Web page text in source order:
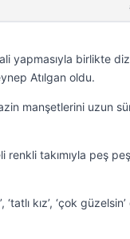
yapmasıyla birlikte
Atılgan oldu.
manşetlerini uzun
takımıyla peş
kız’, ‘çok